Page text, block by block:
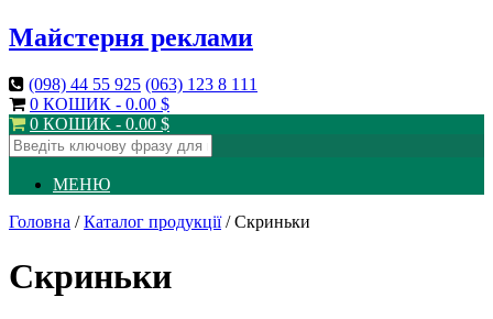
Майстерня реклами
(098) 44 55 925 (063) 123 8 111
0 КОШИК - 0.00 $
0 КОШИК - 0.00 $
МЕНЮ
Головна /Каталог продукції/ Скриньки
Скриньки